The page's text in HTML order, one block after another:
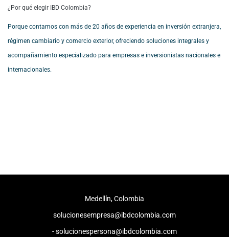
¿Por qué elegir IBD Colombia?
Porque contamos con más de 20 años de experiencia en inversión extranjera,
régimen cambiario y comercio exterior, ofreciendo soluciones integrales y
acompañamiento especializado para empresas e inversionistas nacionales e
internacionales.
Medellín, Colombia
​solucionesempresa@ibdcolombia.com
- solucionespersona@ibdcolombia.com